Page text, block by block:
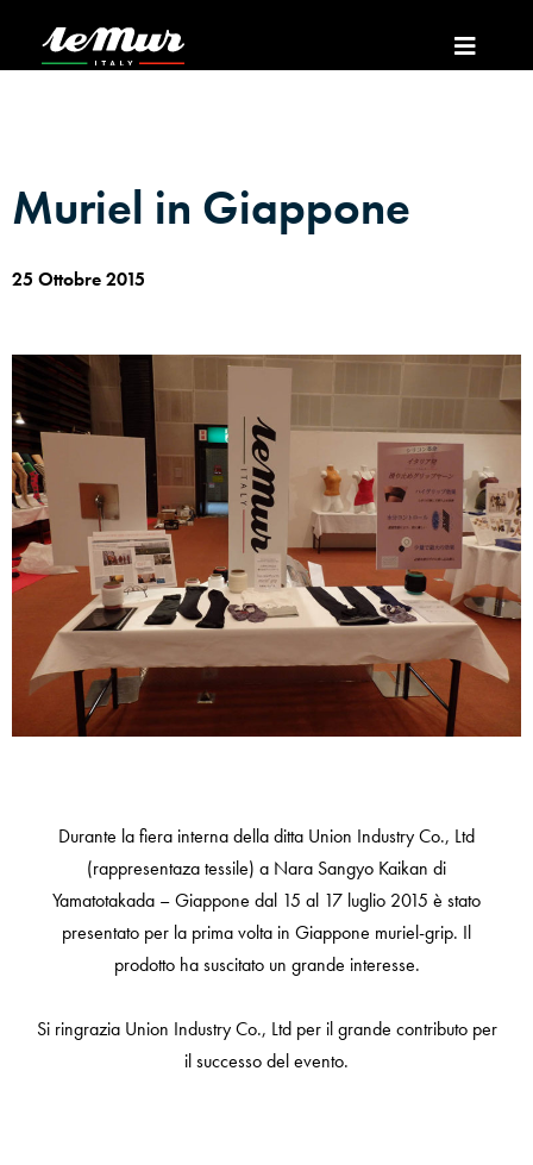
Muriel in Giappone
25 Ottobre 2015
Durante la fiera interna della ditta Union Industry Co., Ltd
(rappresentaza tessile) a Nara Sangyo Kaikan di
Yamatotakada – Giappone dal 15 al 17 luglio 2015 è stato
presentato per la prima volta in Giappone muriel-grip. Il
prodotto ha suscitato un grande interesse.
Si ringrazia Union Industry Co., Ltd per il grande contributo per
il successo del evento.